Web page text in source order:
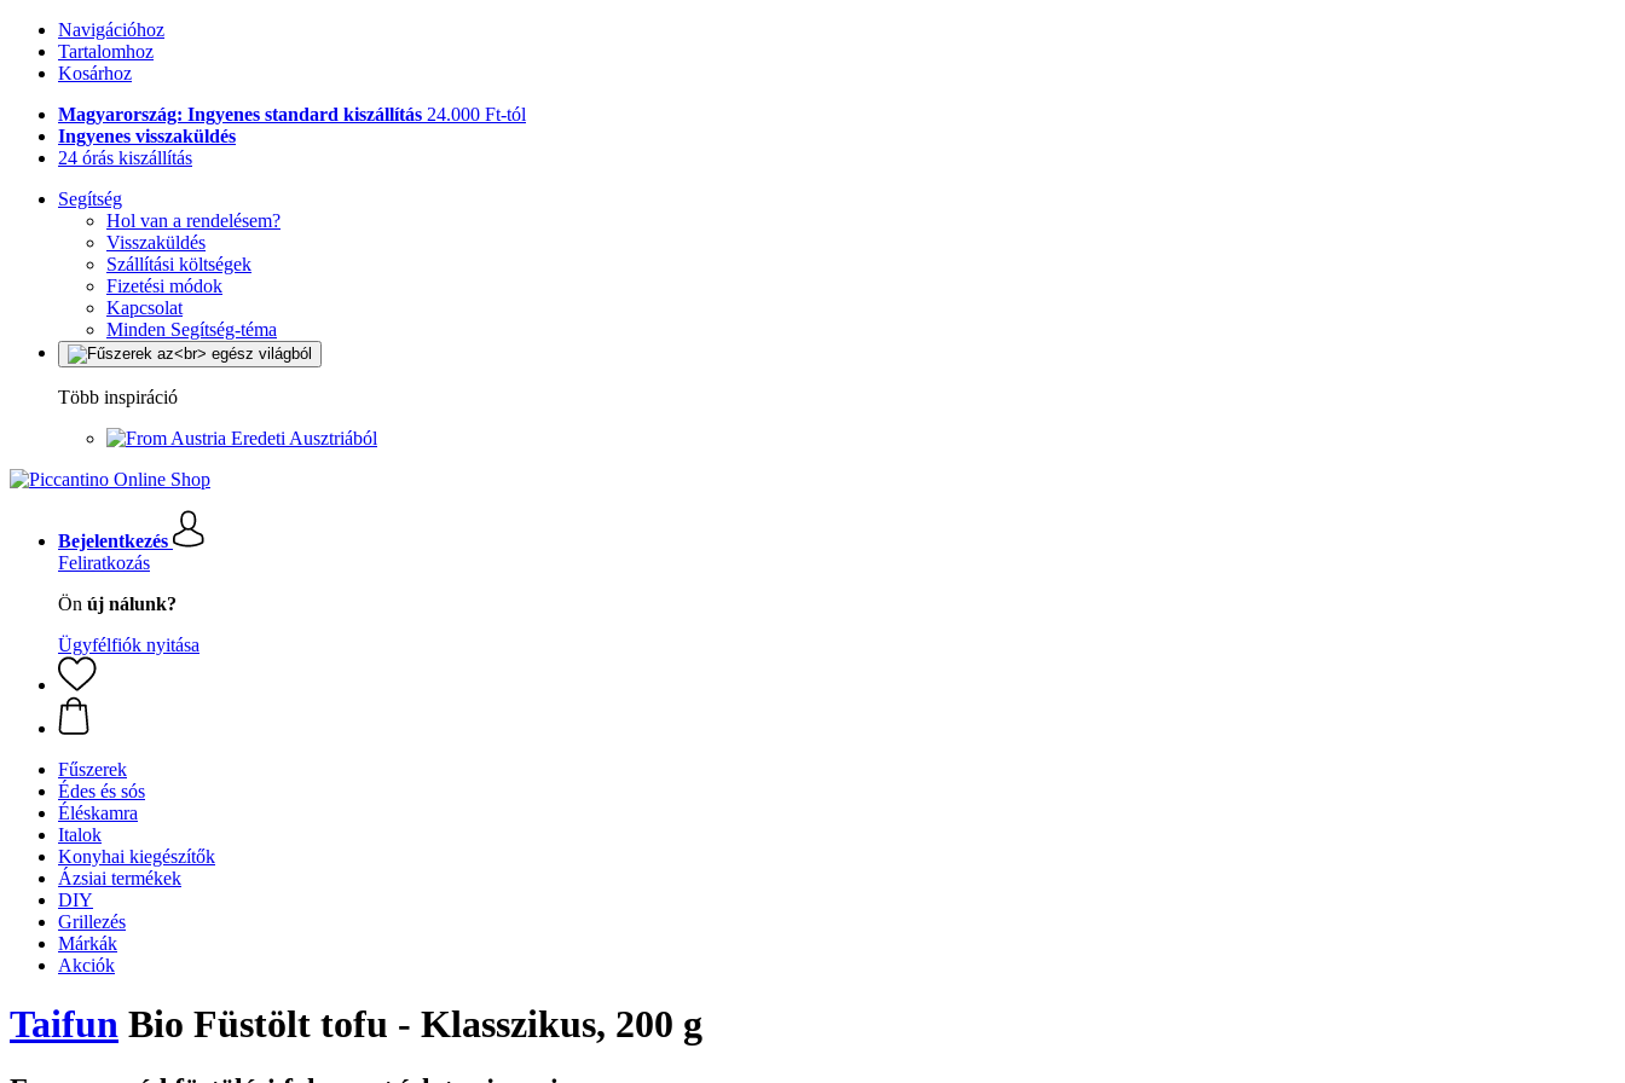
Navigációhoz
Tartalomhoz
Kosárhoz
Magyarország: Ingyenes standard kiszállítás 24.000 Ft-tól
Ingyenes visszaküldés
24 órás kiszállítás
Segítség
Hol van a rendelésem?
Visszaküldés
Szállítási költségek
Fizetési módok
Kapcsolat
Minden Segítség-téma
Több inspiráció
Eredeti Ausztriából
Bejelentkezés
Feliratkozás
Ön új nálunk?
Ügyfélfiók nyitása
Fűszerek
Édes és sós
Éléskamra
Italok
Konyhai kiegészítők
Ázsiai termékek
DIY
Grillezés
Márkák
Akciók
Taifun Bio Füstölt tofu - Klasszikus, 200 g